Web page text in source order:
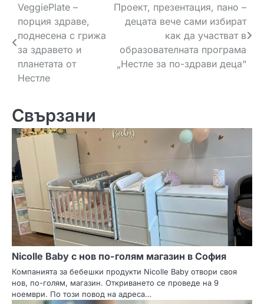
Н
а
в
и
а
ц
и
я
VeggiePlate –
порция здраве,
поднесена с грижа
за здравето и
планетата от
Нестле
Проект, презентация, пано –
децата вече сами избират
как да участват в
образователната програма
„Нестле за по-здрави деца“
Свързани
Nicolle Baby с нов по-голям магазин в София
Компанията за бебешки продукти Nicolle Baby отвори своя
нов, по-голям, магазин. Откриването се проведе на 9
ноември. По този повод на адреса…